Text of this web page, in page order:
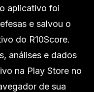
aplicativo foi
e salvou o
do R10Score.
análises e dados
na Play Store no
de sua